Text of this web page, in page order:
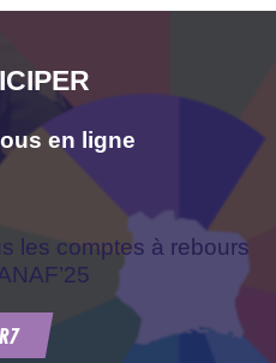
en ligne
les comptes à rebours